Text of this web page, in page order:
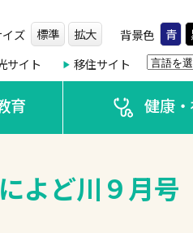
ズ 標準 拡大 背景色 青
サイト
移住サイト
育 健康
よど川９月号